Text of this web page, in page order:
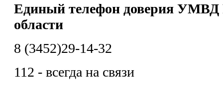
Единый телефон доверия УМВД
области
8 (3452)29-14-32
112 - всегда на связи